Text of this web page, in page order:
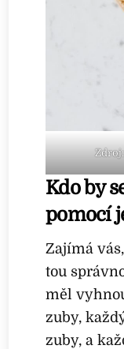
Kdo by
pomocí
Zajímá
tou
měl
zuby,
zuby, a